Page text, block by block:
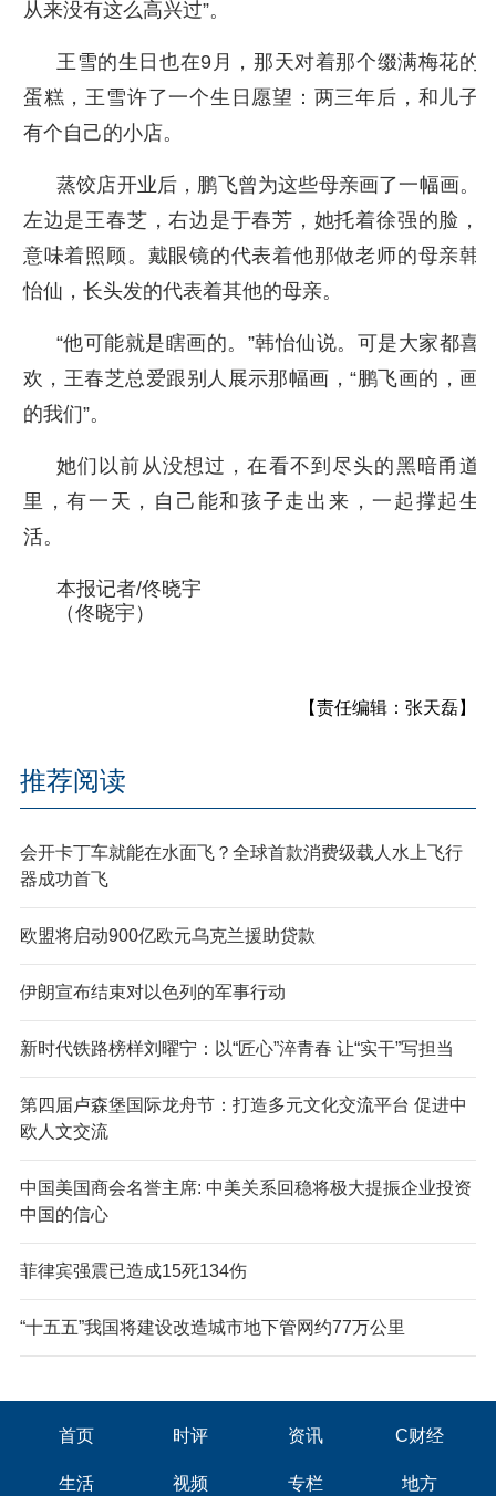
从来没有这么高兴过”。
王雪的生日也在9月，那天对着那个缀满梅花的
蛋糕，王雪许了一个生日愿望：两三年后，和儿子
有个自己的小店。
蒸饺店开业后，鹏飞曾为这些母亲画了一幅画。
左边是王春芝，右边是于春芳，她托着徐强的脸，
意味着照顾。戴眼镜的代表着他那做老师的母亲韩
怡仙，长头发的代表着其他的母亲。
“他可能就是瞎画的。”韩怡仙说。可是大家都喜
欢，王春芝总爱跟别人展示那幅画，“鹏飞画的，画
的我们”。
她们以前从没想过，在看不到尽头的黑暗甬道
里，有一天，自己能和孩子走出来，一起撑起生
活。
本报记者/佟晓宇
（佟晓宇）
【责任编辑：张天磊】
推荐阅读
会开卡丁车就能在水面飞？全球首款消费级载人水上飞行
器成功首飞
欧盟将启动900亿欧元乌克兰援助贷款
伊朗宣布结束对以色列的军事行动
新时代铁路榜样刘曜宁：以“匠心”淬青春 让“实干”写担当
第四届卢森堡国际龙舟节：打造多元文化交流平台 促进中
欧人文交流
中国美国商会名誉主席: 中美关系回稳将极大提振企业投资
中国的信心
菲律宾强震已造成15死134伤
“十五五”我国将建设改造城市地下管网约77万公里
首页 时评 资讯 C财经
生活 视频 专栏 地方